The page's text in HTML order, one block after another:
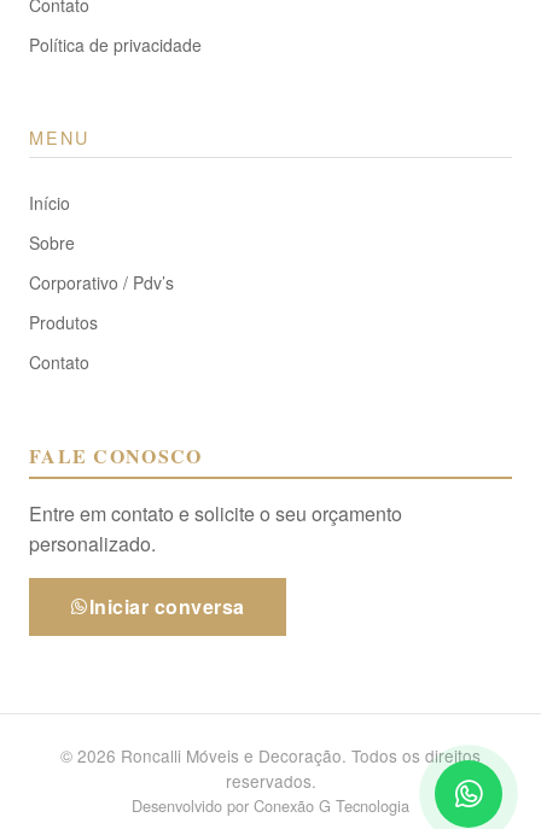
Contato
Política de privacidade
MENU
Início
Sobre
Corporativo / Pdv’s
Produtos
Contato
FALE CONOSCO
Entre em contato e solicite o seu orçamento
personalizado.
Iniciar conversa
© 2026 Roncalli Móveis e Decoração. Todos os direitos
reservados.
Desenvolvido por Conexão G Tecnologia